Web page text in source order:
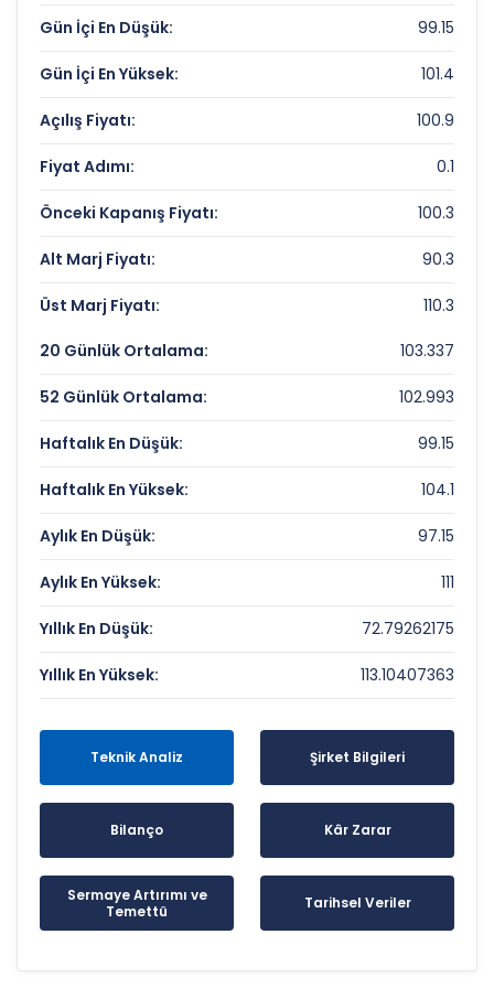
Piyasa Değeri/Defter Değeri (PD/DD):
0.51
ALARKO HOLDING Rekorlar ve Önemli
Seviyeler
Bugün Gördüğü En Yüksek Fiyat:
101.4 TL
Son 1 Yılın Zirvesi:
113.10407363 TL
Son 1 Yılın Dibi:
72.79262175 TL
Gün İçi En Düşük: 99.15
Gün İçi En Yüksek: 101.4
Açılış Fiyatı: 100.9
Fiyat Adımı: 0.1
Önceki Kapanış Fiyatı: 100.3
Alt Marj Fiyatı: 90.3
Üst Marj Fiyatı: 110.3
20 Günlük Ortalama: 103.337
52 Günlük Ortalama: 102.993
Haftalık En Düşük: 99.15
Haftalık En Yüksek: 104.1
Aylık En Düşük: 97.15
Aylık En Yüksek: 111
Yıllık En Düşük: 72.79262175
Yıllık En Yüksek: 113.10407363
Teknik Analiz Şirket Bilgileri
Bilanço Kâr Zarar
Sermaye Artırımı ve
Temettü
Tarihsel Veriler